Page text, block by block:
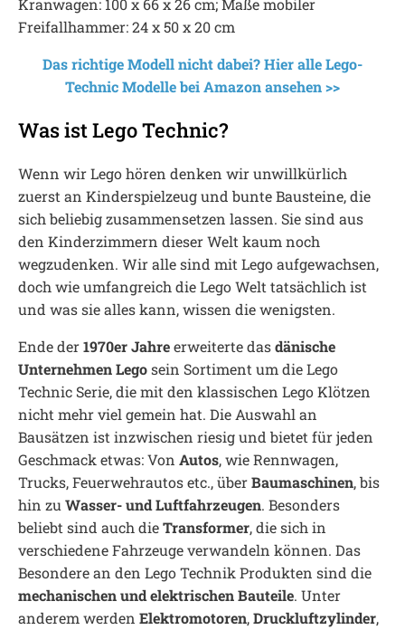
Kranwagen: 100 x 66 x 26 cm; Maße mobiler
Freifallhammer: 24 x 50 x 20 cm
Das richtige Modell nicht dabei? Hier alle Lego-
Technic Modelle bei Amazon ansehen >>
Was ist Lego Technic?
Wenn wir Lego hören denken wir unwillkürlich
zuerst an Kinderspielzeug und bunte Bausteine, die
sich beliebig zusammensetzen lassen. Sie sind aus
den Kinderzimmern dieser Welt kaum noch
wegzudenken. Wir alle sind mit Lego aufgewachsen,
doch wie umfangreich die Lego Welt tatsächlich ist
und was sie alles kann, wissen die wenigsten.
Ende der1970er Jahreerweiterte dasdänische
Unternehmen Legosein Sortiment um die Lego
Technic Serie, die mit den klassischen Lego Klötzen
nicht mehr viel gemein hat. Die Auswahl an
Bausätzen ist inzwischen riesig und bietet für jeden
Geschmack etwas: Von Autos, wie Rennwagen,
Trucks, Feuerwehrautos etc., überBaumaschinen, bis
hin zu Wasser- und Luftfahrzeugen. Besonders
beliebt sind auch dieTransformer, die sich in
verschiedene Fahrzeuge verwandeln können. Das
Besondere an den Lego Technik Produkten sind die
mechanischen und elektrischen Bauteile. Unter
anderem werden Elektromotoren,Druckluftzylinder,